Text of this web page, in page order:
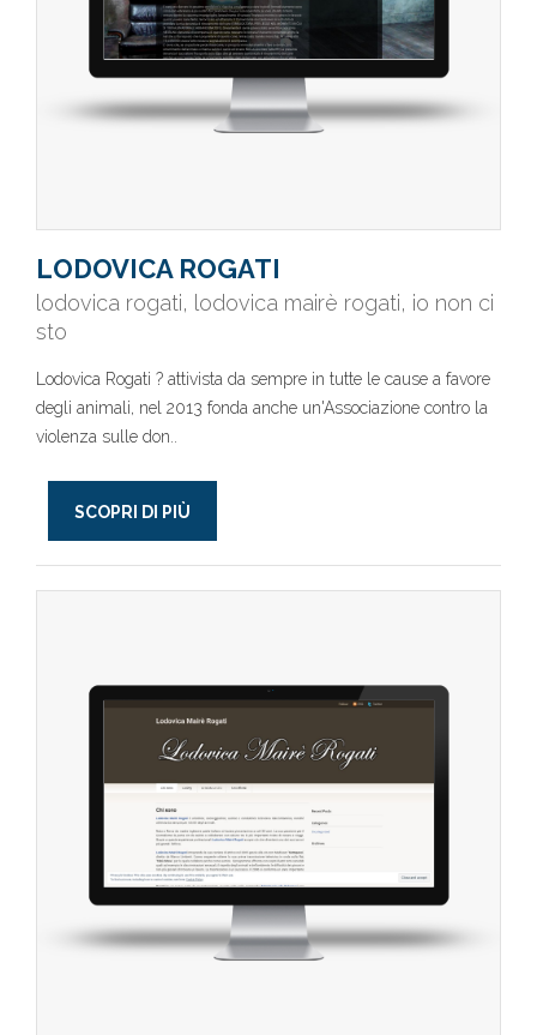
LODOVICA ROGATI
lodovica rogati, lodovica mairè rogati, io non ci
sto
Lodovica Rogati ? attivista da sempre in tutte le cause a favore
degli animali, nel 2013 fonda anche un'Associazione contro la
violenza sulle don..
SCOPRI DI PIÙ